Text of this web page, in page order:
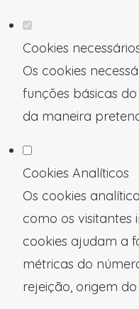
Cookies
Os cookies
funções básicas
da maneira
Cookies Analíticos
Os cookies
como os visitantes
cookies ajudam a
métricas do
rejeição, origem